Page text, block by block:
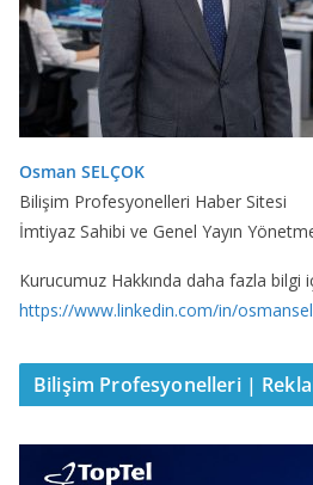
Osman SELÇOK
Bilişim Profesyonelleri Haber Sitesi
İmtiyaz Sahibi ve Genel Yayın
Kurucumuz Hakkında daha fazla bilgi
https://www.linkedin.com/in/
Bilişim Profesyonelleri |